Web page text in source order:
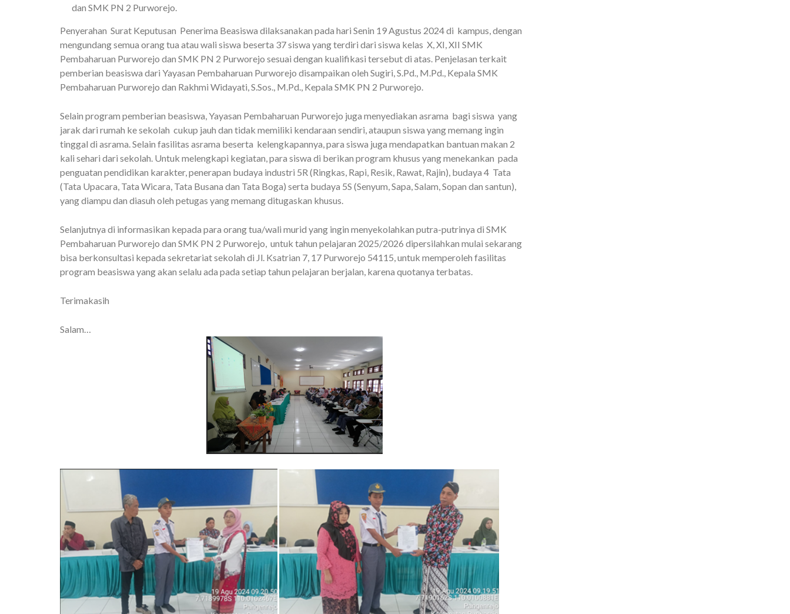
dan SMK PN 2 Purworejo.
Penyerahan Surat Keputusan Penerima Beasiswa dilaksanakan pada hari Senin 19 Agustus 2024 di kampus, dengan
mengundang semua orang tua atau wali siswa beserta 37 siswa yang terdiri dari siswa kelas X, XI, XII SMK
Pembaharuan Purworejo dan SMK PN 2 Purworejo sesuai dengan kualifikasi tersebut di atas. Penjelasan terkait
pemberian beasiswa dari Yayasan Pembaharuan Purworejo disampaikan oleh Sugiri, S.Pd., M.Pd., Kepala SMK
Pembaharuan Purworejo dan Rakhmi Widayati, S.Sos., M.Pd., Kepala SMK PN 2 Purworejo.
Selain program pemberian beasiswa, Yayasan Pembaharuan Purworejo juga menyediakan asrama bagi siswa yang
jarak dari rumah ke sekolah cukup jauh dan tidak memiliki kendaraan sendiri, ataupun siswa yang memang ingin
tinggal di asrama. Selain fasilitas asrama beserta kelengkapannya, para siswa juga mendapatkan bantuan makan 2
kali sehari dari sekolah. Untuk melengkapi kegiatan, para siswa di berikan program khusus yang menekankan pada
penguatan pendidikan karakter, penerapan budaya industri 5R (Ringkas, Rapi, Resik, Rawat, Rajin), budaya 4 Tata
(Tata Upacara, Tata Wicara, Tata Busana dan Tata Boga) serta budaya 5S (Senyum, Sapa, Salam, Sopan dan santun),
yang diampu dan diasuh oleh petugas yang memang ditugaskan khusus.
Selanjutnya di informasikan kepada para orang tua/wali murid yang ingin menyekolahkan putra-putrinya di SMK
Pembaharuan Purworejo dan SMK PN 2 Purworejo, untuk tahun pelajaran 2025/2026 dipersilahkan mulai sekarang
bisa berkonsultasi kepada sekretariat sekolah di Jl. Ksatrian 7, 17 Purworejo 54115, untuk memperoleh fasilitas
program beasiswa yang akan selalu ada pada setiap tahun pelajaran berjalan, karena quotanya terbatas.
Terimakasih
Salam…